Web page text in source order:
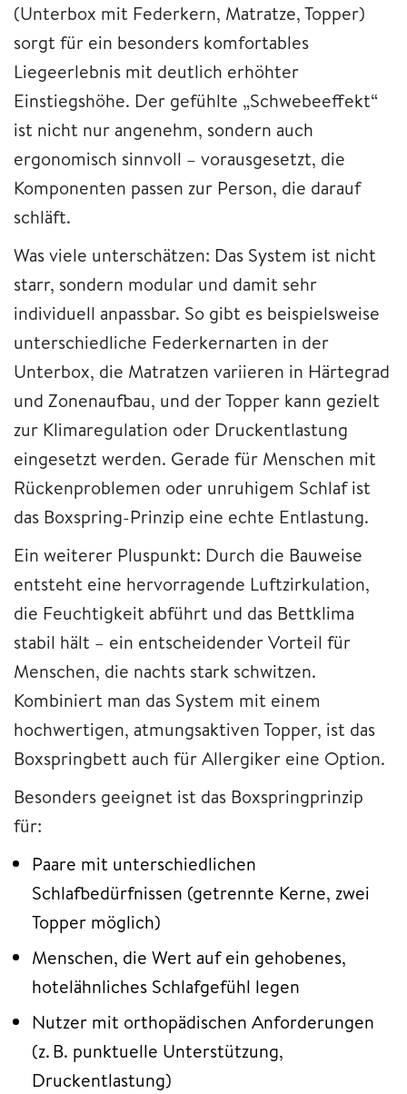
(Unterbox mit Federkern, Matratze, Topper)
sorgt für ein besonders komfortables
Liegeerlebnis mit deutlich erhöhter
Einstiegshöhe. Der gefühlte „Schwebeeffekt“
ist nicht nur angenehm, sondern auch
ergonomisch sinnvoll – vorausgesetzt, die
Komponenten passen zur Person, die darauf
schläft.
Was viele unterschätzen: Das System ist nicht
starr, sondern modular und damit sehr
individuell anpassbar. So gibt es beispielsweise
unterschiedliche Federkernarten in der
Unterbox, die Matratzen variieren in Härtegrad
und Zonenaufbau, und der Topper kann gezielt
zur Klimaregulation oder Druckentlastung
eingesetzt werden. Gerade für Menschen mit
Rückenproblemen oder unruhigem Schlaf ist
das Boxspring-Prinzip eine echte Entlastung.
Ein weiterer Pluspunkt: Durch die Bauweise
entsteht eine hervorragende Luftzirkulation,
die Feuchtigkeit abführt und das Bettklima
stabil hält – ein entscheidender Vorteil für
Menschen, die nachts stark schwitzen.
Kombiniert man das System mit einem
hochwertigen, atmungsaktiven Topper, ist das
Boxspringbett auch für Allergiker eine Option.
Besonders geeignet ist das Boxspringprinzip
für:
Paare mit unterschiedlichen
Schlafbedürfnissen (getrennte Kerne, zwei
Topper möglich)
Menschen, die Wert auf ein gehobenes,
hotelähnliches Schlafgefühl legen
Nutzer mit orthopädischen Anforderungen
(z. B. punktuelle Unterstützung,
Druckentlastung)